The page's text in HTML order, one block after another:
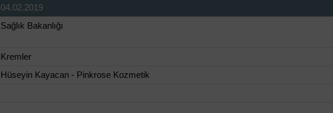
04.02.2019
Sağlık Bakanlığı
Kremler
Hüseyin Kayacan - Pinkrose Kozmetik